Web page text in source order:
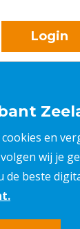
Login
en
wij je
de beste